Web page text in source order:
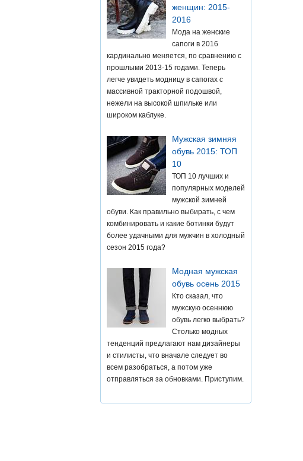
женщин: 2015-
2016
Мода на женские
сапоги в 2016
кардинально меняется, по сравнению с
прошлыми 2013-15 годами. Теперь
легче увидеть модницу в сапогах с
массивной тракторной подошвой,
нежели на высокой шпильке или
широком каблуке.
Мужская зимняя
обувь 2015: ТОП
10
ТОП 10 лучших и
популярных моделей
мужской зимней
обуви. Как правильно выбирать, с чем
комбинировать и какие ботинки будут
более удачными для мужчин в холодный
сезон 2015 года?
Модная мужская
обувь осень 2015
Кто сказал, что
мужскую осеннюю
обувь легко выбрать?
Столько модных
тенденций предлагают нам дизайнеры
и стилисты, что вначале следует во
всем разобраться, а потом уже
отправляться за обновками. Приступим.